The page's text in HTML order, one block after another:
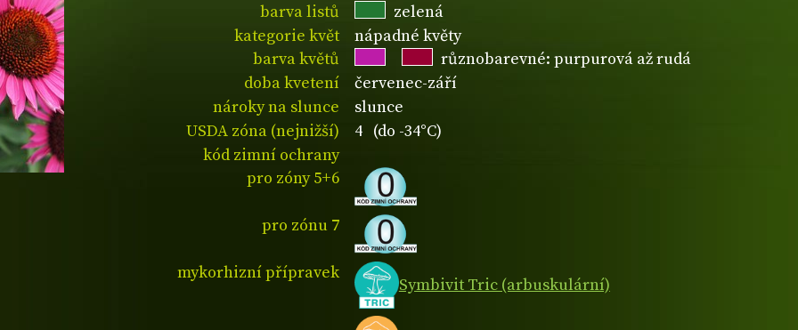
barva listů
zelená
kategorie květ
nápadné květy
barva květů
různobarevné: purpurová až rudá
doba kvetení
červenec-září
nároky na slunce
slunce
USDA zóna (nejnižší)
4 (do -34°C)
kód zimní ochrany
pro zóny 5+6
pro zónu 7
mykorhizní přípravek
Symbivit Tric (arbuskulární)